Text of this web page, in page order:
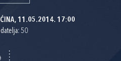
11.05.2014. 17:00
50